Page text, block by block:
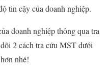
tin cậy của doanh nghiệp.
doanh nghiệp thông qua tra
2 cách tra cứu MST dưới
nhé!